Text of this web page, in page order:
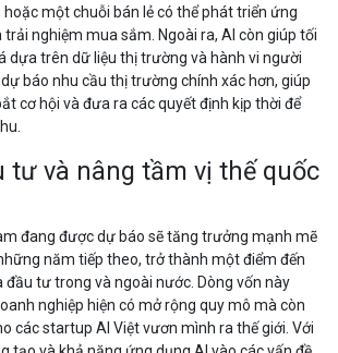
một chuỗi bán lẻ có thể phát triển ứng
trải nghiệm mua sắm. Ngoài ra, AI còn giúp tối
dựa trên dữ liệu thị trường và hành vi người
báo nhu cầu thị trường chính xác hơn, giúp
cơ hội và đưa ra các quyết định kịp thời để
tư và nâng tầm vị thế quốc
đang được dự báo sẽ tăng trưởng mạnh mẽ
năm tiếp theo, trở thành một điểm đến
đầu tư trong và ngoài nước. Dòng vốn này
nghiệp hiện có mở rộng quy mô mà còn
các startup AI Việt vươn mình ra thế giới. Với